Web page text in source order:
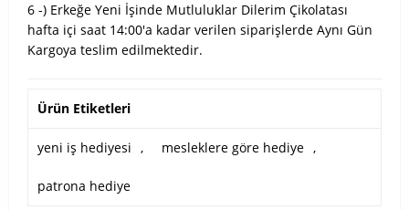
6 -) Erkeğe Yeni İşinde Mutluluklar Dilerim Çikolatası
hafta içi saat 14:00'a kadar verilen siparişlerde Aynı Gün
Kargoya teslim edilmektedir.
Ürün Etiketleri
yeni iş hediyesi , mesleklere göre hediye ,
patrona hediye